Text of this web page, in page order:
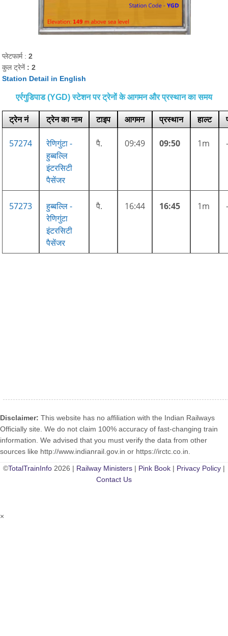
प्लेटफार्म :2
कुल ट्रेनें : 2
Station Detail in English
एर्रगुडिपाड (YGD) स्टेशन पर ट्रेनों के आगमन और प्रस्थान का समय
ट्रेन नं ट्रेन का नाम टाइप आगमन प्रस्थान हाल्ट
57274
रेणिगुंटा -
हुब्बल्लि
इंटरसिटी
पैसेंजर
पै. 09:49 09:50 1m
57273
हुब्बल्लि -
रेणिगुंटा
इंटरसिटी
पैसेंजर
पै. 16:44 16:45 1m
Disclaimer: This website has no affiliation with the Indian Railways
Officially site. We do not claim 100% accuracy of fast-changing train
information. We advised that you must verify the data from other
sources like http://www.indianrail.gov.in or https://irctc.co.in.
©TotalTrainInfo 2026 | Railway Ministers | Pink Book | Privacy Policy |
Contact Us
×